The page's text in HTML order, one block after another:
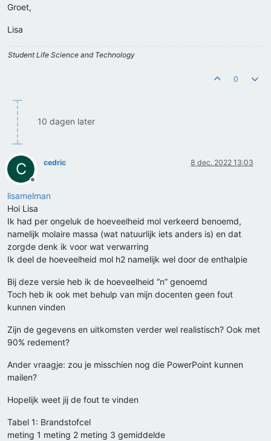
Groet,
Lisa
Student Life Science and Technology
0
10 dagen later
C
Offline
cedric 8 dec. 2022 13:03
lisamelman
Hoi Lisa
Ik had per ongeluk de hoeveelheid mol verkeerd benoemd,
namelijk molaire massa (wat natuurlijk iets anders is) en dat
zorgde denk ik voor wat verwarring
Ik deel de hoeveelheid mol h2 namelijk wel door de enthalpie
Bij deze versie heb ik de hoeveelheid “n” genoemd
Toch heb ik ook met behulp van mijn docenten geen fout
kunnen vinden
Zijn de gegevens en uitkomsten verder wel realistisch? Ook met
90% redement?
Ander vraagje: zou je misschien nog die PowerPoint kunnen
mailen?
Hopelijk weet jij de fout te vinden
Tabel 1: Brandstofcel
meting 1 meting 2 meting 3 gemiddelde